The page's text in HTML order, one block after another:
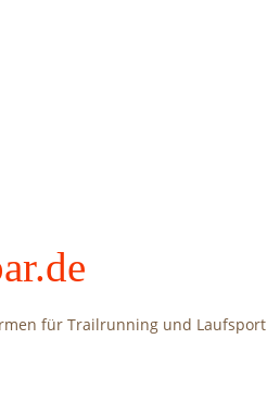
für Trailrunning und Laufsport